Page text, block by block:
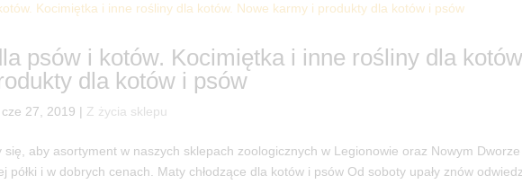
psów i kotów. Kocimiętka i inne rośliny dla
dla kotów i psów
cze 27, 2019 | Z życia sklepu
aby asortyment w naszych sklepach zoologicznych w Legionowie oraz Nowym Dworze
półki i w dobrych cenach. Maty chłodzące dla kotów i psów Od soboty upały znów